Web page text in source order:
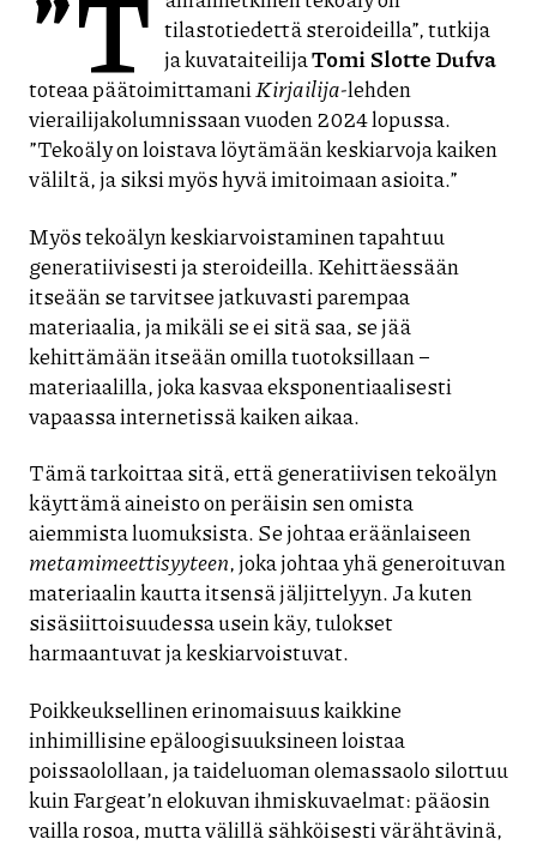
tilastotiedettä steroideilla”, tutkija
ja kuvataiteilijaTomi Slotte Dufva
toteaa päätoimittamaniKirjailija-lehden
vierailijakolumnissaan vuoden 2024 lopussa.
”Tekoäly on loistava löytämään keskiarvoja kaiken
väliltä, ja siksi myös hyvä imitoimaan asioita.”
Myös tekoälyn keskiarvoistaminen tapahtuu
generatiivisesti ja steroideilla. Kehittäessään
itseään se tarvitsee jatkuvasti parempaa
materiaalia, ja mikäli se ei sitä saa, se jää
kehittämään itseään omilla tuotoksillaan –
materiaalilla, joka kasvaa eksponentiaalisesti
vapaassa internetissä kaiken aikaa.
Tämä tarkoittaa sitä, että generatiivisen tekoälyn
käyttämä aineisto on peräisin sen omista
aiemmista luomuksista. Se johtaa eräänlaiseen
metamimeettisyyteen, joka johtaa yhä generoituvan
materiaalin kautta itsensä jäljittelyyn. Ja kuten
sisäsiittoisuudessa usein käy, tulokset
harmaantuvat ja keskiarvoistuvat.
Poikkeuksellinen erinomaisuus kaikkine
inhimillisine epäloogisuuksineen loistaa
poissaolollaan, ja taideluoman olemassaolo silottuu
kuin Fargeat’n elokuvan ihmiskuvaelmat: pääosin
vailla rosoa, mutta välillä sähköisesti värähtävinä,